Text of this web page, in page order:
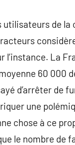
utilisateurs de la
l’instance. La
60 000
d’arrêter de
une
chose à ce
le nombre de